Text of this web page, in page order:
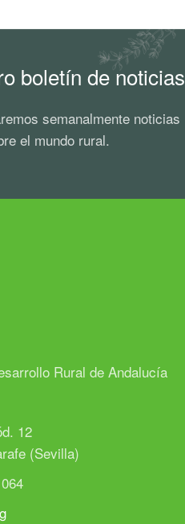
boletín de noticias
semanalmente noticias
el mundo rural.
Rural de Andalucía
12
(Sevilla)